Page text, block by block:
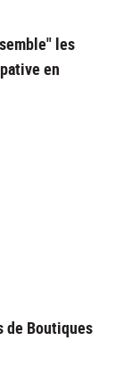
les
en
de Boutiques